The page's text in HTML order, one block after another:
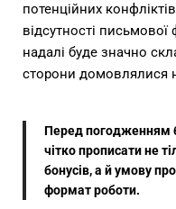
потенційних
відсутності письмової
надалі буде значно
сторони домовлялися
Перед погодженням
чітко прописати не
бонусів, а й умову
формат роботи.